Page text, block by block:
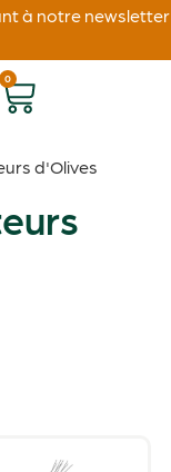
à notre newsletter
0
d'Olives